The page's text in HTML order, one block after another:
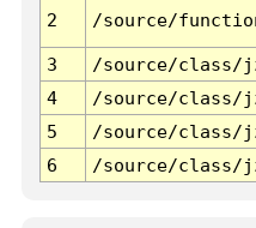
2 /source/
3 /source/class/
4
/source/class/
5
/source/class/
6
/source/class/